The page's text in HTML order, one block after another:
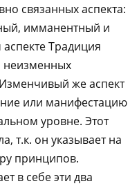
связанных аспекта:
имманентный и
Традиция
неизменных
же аспект
или манифестацию
уровне. Этот
т.к. он указывает на
принципов.
в себе эти два